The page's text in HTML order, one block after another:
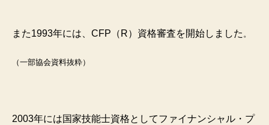
また1993年には、CFP（R）資格審査を開始しました 。
（一部協会資料抜粋）
2003年には国家技能士資格としてファイナンシャル・プ